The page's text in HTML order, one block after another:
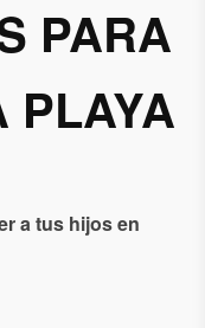
PARA
PLAYA
a tus hijos en